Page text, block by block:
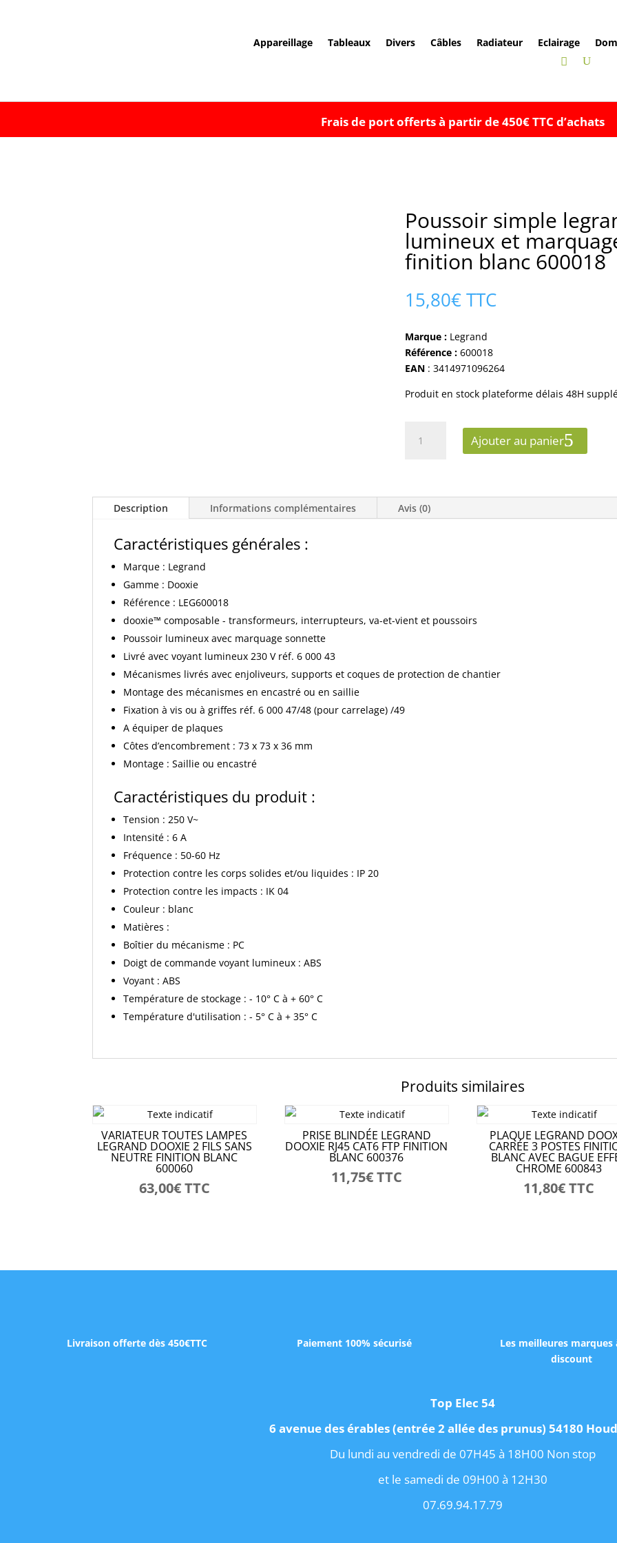
Appareillage Tableaux Divers Câbles Radiateur Eclairage
Frais de port offerts à partir de 450€ TTC d’achats
Poussoir simple
lumineux et
finition blanc 600018
15,80€TTC
Marque : Legrand
Référence : 600018
EAN : 3414971096264
Produit en stock plateforme délais 48H
dooxie
6a
Ajouter au panier
Description Informations complémentaires Avis (0)
Caractéristiques générales :
Marque : Legrand
Gamme : Dooxie
Référence : LEG600018
dooxie™ composable - transformeurs, interrupteurs, va-et-vient et poussoirs
Poussoir lumineux avec marquage sonnette
Livré avec voyant lumineux 230 V réf. 6 000 43
Mécanismes livrés avec enjoliveurs, supports et coques de protection de chantier
Montage des mécanismes en encastré ou en saillie
Fixation à vis ou à griffes réf. 6 000 47/48 (pour carrelage) /49
A équiper de plaques
Côtes d’encombrement : 73 x 73 x 36 mm
Montage : Saillie ou encastré
Caractéristiques du produit :
Tension : 250 V~
Intensité : 6 A
Fréquence : 50-60 Hz
Protection contre les corps solides et/ou liquides : IP 20
Protection contre les impacts : IK 04
Couleur : blanc
Matières :
Boîtier du mécanisme : PC
Doigt de commande voyant lumineux : ABS
Voyant : ABS
Température de stockage : - 10° C à + 60° C
Température d'utilisation : - 5° C à + 35° C
Produits similaires
VARIATEUR TOUTES LAMPES
LEGRAND DOOXIE 2 FILS SANS
NEUTRE FINITION BLANC
600060
63,00€TTC
PRISE BLINDÉE LEGRAND
DOOXIE RJ45 CAT6 FTP FINITION
BLANC 600376
11,75€TTC
PLAQUE LEGRAND
CARRÉE 3 POSTES
BLANC AVEC BAGUE
CHROME 600843
11,80€TTC
Livraison offerte dès 450€TTC Paiement 100% sécurisé
Les meilleures marques
discount
Top Elec 54
6 avenue des érables (entrée 2 allée des prunus) 54180
Du lundi au vendredi de 07H45 à 18H00 Non stop
et le samedi de 09H00 à 12H30
07.69.94.17.79